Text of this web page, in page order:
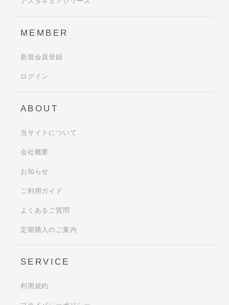
MEMBER
新規会員登録
ログイン
ABOUT
当サイトについて
会社概要
お知らせ
ご利用ガイド
よくあるご質問
定期購入のご案内
SERVICE
利用規約